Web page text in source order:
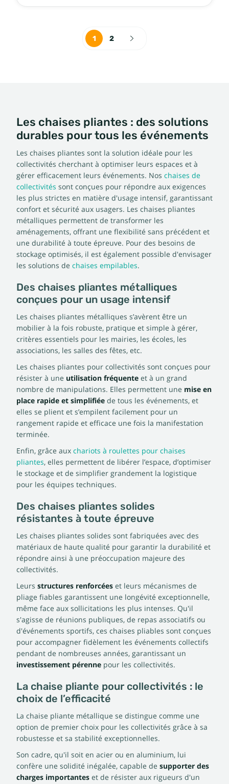
1 2
Les chaises pliantes : des solutions
durables pour tous les événements
Les chaises pliantes sont la solution idéale pour les
collectivités cherchant à optimiser leurs espaces et à
gérer efficacement leurs événements. Nos chaises de
collectivités sont conçues pour répondre aux exigences
les plus strictes en matière d'usage intensif, garantissant
confort et sécurité aux usagers. Les chaises pliantes
métalliques permettent de transformer les
aménagements, offrant une flexibilité sans précédent et
une durabilité à toute épreuve. Pour des besoins de
stockage optimisés, il est également possible d'envisager
les solutions de chaises empilables.
Des chaises pliantes métalliques
conçues pour un usage intensif
Les chaises pliantes métalliques s’avèrent être un
mobilier à la fois robuste, pratique et simple à gérer,
critères essentiels pour les mairies, les écoles, les
associations, les salles des fêtes, etc.
Les chaises pliantes pour collectivités sont conçues pour
résister à une utilisation fréquente et à un grand
nombre de manipulations. Elles permettent une mise en
place rapide et simplifiée de tous les événements, et
elles se plient et s’empilent facilement pour un
rangement rapide et efficace une fois la manifestation
terminée.
Enfin, grâce aux chariots à roulettes pour chaises
pliantes, elles permettent de libérer l’espace, d’optimiser
le stockage et de simplifier grandement la logistique
pour les équipes techniques.
Des chaises pliantes solides
résistantes à toute épreuve
Les chaises pliantes solides sont fabriquées avec des
matériaux de haute qualité pour garantir la durabilité et
répondre ainsi à une préoccupation majeure des
collectivités.
Leurs structures renforcées et leurs mécanismes de
pliage fiables garantissent une longévité exceptionnelle,
même face aux sollicitations les plus intenses. Qu'il
s'agisse de réunions publiques, de repas associatifs ou
d'événements sportifs, ces chaises pliables sont conçues
pour accompagner fidèlement les événements collectifs
pendant de nombreuses années, garantissant un
investissement pérenne pour les collectivités.
La chaise pliante pour collectivités : le
choix de l’efficacité
La chaise pliante métallique se distingue comme une
option de premier choix pour les collectivités grâce à sa
robustesse et sa stabilité exceptionnelles.
Son cadre, qu'il soit en acier ou en aluminium, lui
confère une solidité inégalée, capable de supporter des
charges importantes et de résister aux rigueurs d'un